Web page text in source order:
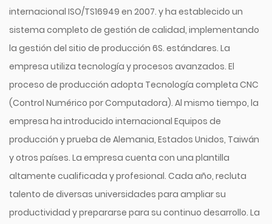
internacional ISO/TS16949 en 2007. y ha establecido un
sistema completo de gestión de calidad, implementando
la gestión del sitio de producción 6S. estándares. La
empresa utiliza tecnología y procesos avanzados. El
proceso de producción adopta Tecnología completa CNC
(Control Numérico por Computadora). Al mismo tiempo, la
empresa ha introducido internacional Equipos de
producción y prueba de Alemania, Estados Unidos, Taiwán
y otros países. La empresa cuenta con una plantilla
altamente cualificada y profesional. Cada año, recluta
talento de diversas universidades para ampliar su
productividad y prepararse para su continuo desarrollo. La